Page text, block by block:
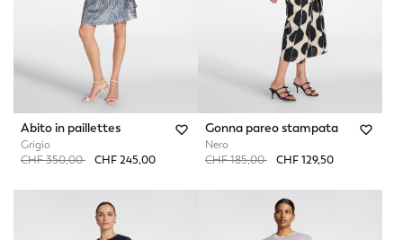
Abito in paillettes
Grigio
Price reduced from
CHF 350,00toCHF 245,00
Gonna pareo stampata
Nero
Price reduced from
CHF 185,00toCHF 129,50